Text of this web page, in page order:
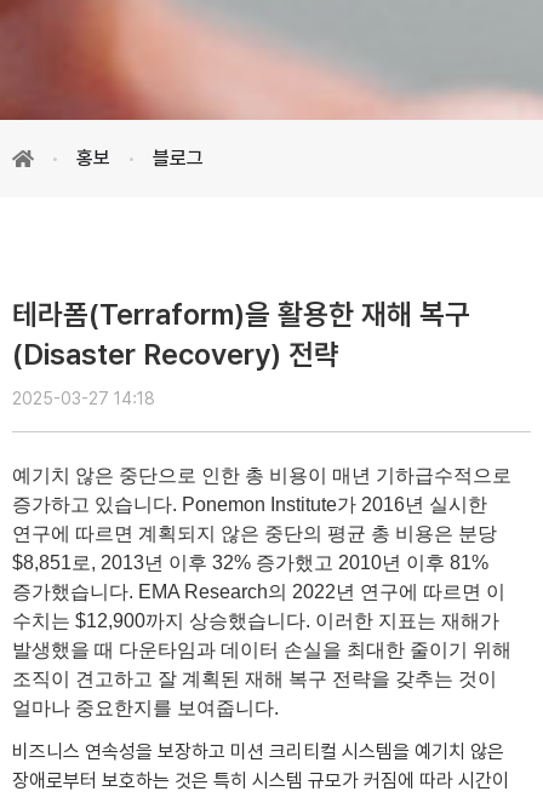
홍보 블로그
테라폼(Terraform)을 활용한 재해 복구
(Disaster Recovery) 전략
2025-03-27 14:18
예기치 않은 중단으로 인한 총 비용이 매년 기하급수적으로
증가하고 있습니다. Ponemon Institute가 2016년 실시한
연구에 따르면 계획되지 않은 중단의 평균 총 비용은 분당
$8,851로, 2013년 이후 32% 증가했고 2010년 이후 81%
증가했습니다. EMA Research의 2022년 연구에 따르면 이
수치는 $12,900까지 상승했습니다. 이러한 지표는 재해가
발생했을 때 다운타임과 데이터 손실을 최대한 줄이기 위해
조직이 견고하고 잘 계획된 재해 복구 전략을 갖추는 것이
얼마나 중요한지를 보여줍니다.
비즈니스 연속성을 보장하고 미션 크리티컬 시스템을 예기치 않은
장애로부터 보호하는 것은 특히 시스템 규모가 커짐에 따라 시간이